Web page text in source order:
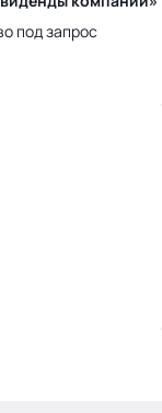
под запрос